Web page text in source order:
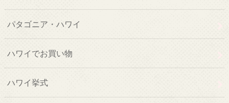
パタゴニア・ハワイ
ハワイでお買い物
ハワイ挙式